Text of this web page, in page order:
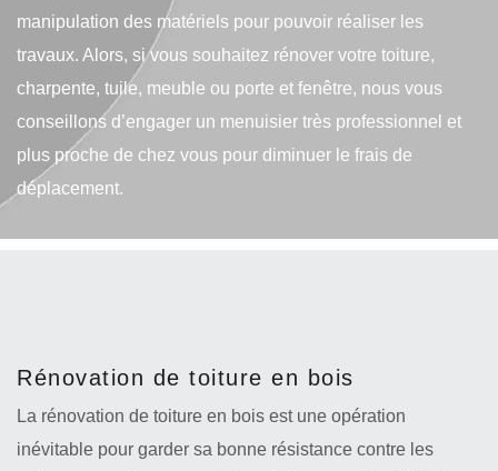
manipulation des matériels pour pouvoir réaliser les
travaux. Alors, si vous souhaitez rénover votre toiture,
charpente, tuile, meuble ou porte et fenêtre, nous vous
conseillons d’engager un menuisier très professionnel et
plus proche de chez vous pour diminuer le frais de
déplacement.
Rénovation de toiture en bois
La rénovation de toiture en bois est une opération
inévitable pour garder sa bonne résistance contre les